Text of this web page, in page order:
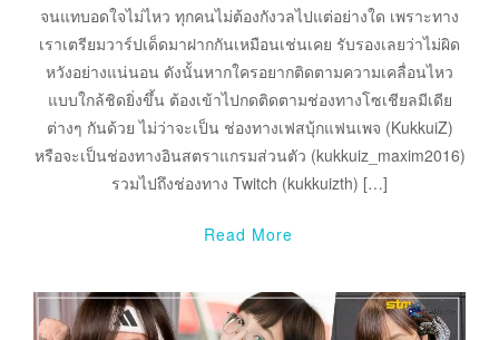
จนแทบอดใจไม่ไหว ทุกคนไม่ต้องกังวลไปแต่อย่างใด เพราะทาง
เราเตรียมวาร์ปเด็ดมาฝากกันเหมือนเช่นเคย รับรองเลยว่าไม่ผิด
หวังอย่างแน่นอน ดังนั้นหากใครอยากติดตามความเคลื่อนไหว
แบบใกล้ชิดยิ่งขึ้น ต้องเข้าไปกดติดตามช่องทางโซเชียลมีเดีย
ต่างๆ กันด้วย ไม่ว่าจะเป็น ช่องทางเฟสบุ้กแฟนเพจ (KukkuiZ)
หรือจะเป็นช่องทางอินสตราแกรมส่วนตัว (kukkuiz_maxim2016)
รวมไปถึงช่องทาง Twitch (kukkuizth) […]
Read More